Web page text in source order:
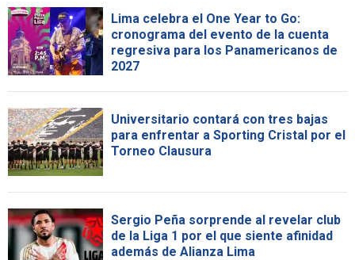
Lima celebra el One Year to Go:
cronograma del evento de la cuenta
regresiva para los Panamericanos de
2027
Universitario contará con tres bajas
para enfrentar a Sporting Cristal por el
Torneo Clausura
Sergio Peña sorprende al revelar club
de la Liga 1 por el que siente afinidad
además de Alianza Lima